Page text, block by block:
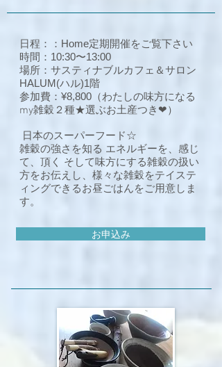
日程：：Home定期開催をご覧下さい
時間：10:30〜13:00
場所：サスティナブルカフェ＆サロン
HALUM(ハル)1階
参加費：¥8,800 （わたしの味方になる
my雑穀２種★選ぶお土産つき❤︎）
日本のスーパーフード☆
雑穀の強さを知る エネルギーを、感じ
て、頂く そして味方にする雑穀の扱い
方をお伝えし、様々な雑穀をテイステ
ィングできるお昼ごはんをご用意しま
す。
お申込み